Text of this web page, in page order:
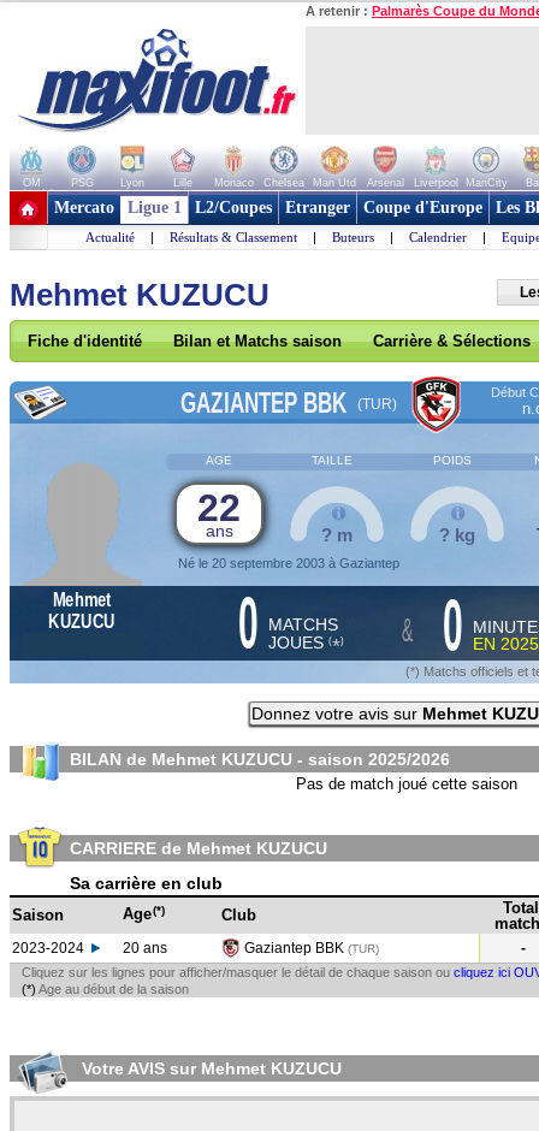
A retenir : Palmarès Coupe du
OM PSG Lyon Lille Monaco Chelsea Man Utd Arsenal Liverpool ManCity
+ de clubs
Mercato Ligue 1 L2/Coupes Etranger Coupe d'Europe Les
Actualité | Résultats & Classement | Buteurs | Calendrier |
Mehmet KUZUCU
Fiche d'identité Bilan et Matchs saison Carrière & Sélections
GAZIANTEP BBK (TUR)
Début
AGE TAILLE POIDS
22
ans
Né le 20 septembre 2003 à Gaziantep
? m ? kg
Mehmet
KUZUCU
0 MATCHS
JOUES (*) & 0
EN
(*) Matchs officiels et
Donnez votre avis sur Mehmet
BILAN de Mehmet KUZUCU - saison 2025/2026
Pas de match joué cette saison
CARRIERE de Mehmet KUZUCU
Sa carrière en club
Saison Age(*) Club
Total
2023-2024 20 ans Gaziantep BBK (TUR) -
Cliquez sur les lignes pour afficher/masquer le détail de chaque saison ou cliquez ici
(*) Age au début de la saison
Votre AVIS sur Mehmet KUZUCU